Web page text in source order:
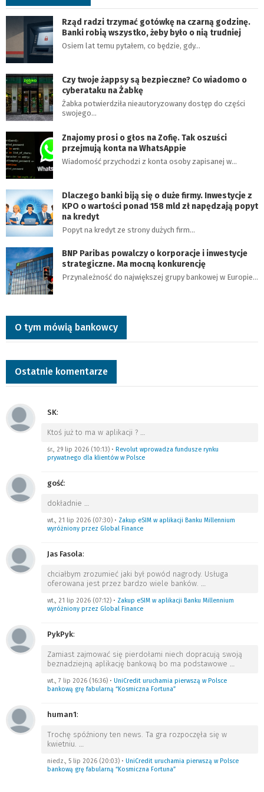
Rząd radzi trzymać gotówkę na czarną godzinę.
Banki robią wszystko, żeby było o nią trudniej
Osiem lat temu pytałem, co będzie, gdy…
Czy twoje żappsy są bezpieczne? Co wiadomo o
cyberataku na Żabkę
Żabka potwierdziła nieautoryzowany dostęp do części
swojego…
Znajomy prosi o głos na Zofię. Tak oszuści
przejmują konta na WhatsAppie
Wiadomość przychodzi z konta osoby zapisanej w…
Dlaczego banki biją się o duże firmy. Inwestycje z
KPO o wartości ponad 158 mld zł napędzają popyt
na kredyt
Popyt na kredyt ze strony dużych firm…
BNP Paribas powalczy o korporacje i inwestycje
strategiczne. Ma mocną konkurencję
Przynależność do największej grupy bankowej w Europie…
O tym mówią bankowcy
Ostatnie komentarze
SK:
Ktoś już to ma w aplikacji ? …
śr., 29 lip 2026 (10:13) • Revolut wprowadza fundusze rynku
prywatnego dla klientów w Polsce
gość:
dokładnie …
wt., 21 lip 2026 (07:30) • Zakup eSIM w aplikacji Banku Millennium
wyróżniony przez Global Finance
Jas Fasola:
chciałbym zrozumieć jaki był powód nagrody. Usługa
oferowana jest przez bardzo wiele banków. …
wt., 21 lip 2026 (07:12) • Zakup eSIM w aplikacji Banku Millennium
wyróżniony przez Global Finance
PykPyk:
Zamiast zajmować się pierdołami niech dopracują swoją
beznadziejną aplikację bankową bo ma podstawowe …
wt., 7 lip 2026 (16:36) • UniCredit uruchamia pierwszą w Polsce
bankową grę fabularną “Kosmiczna Fortuna”
human1:
Trochę spóźniony ten news. Ta gra rozpoczęła się w
kwietniu. …
niedz., 5 lip 2026 (20:03) • UniCredit uruchamia pierwszą w Polsce
bankową grę fabularną “Kosmiczna Fortuna”